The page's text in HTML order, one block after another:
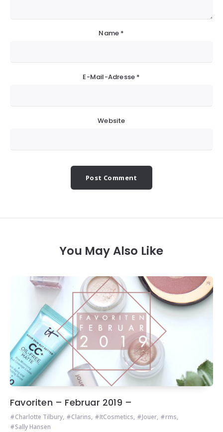
Name *
E-Mail-Adresse *
Website
You May Also Like
Favoriten – Februar 2019 –
Charlotte Tilbury, Clarins, ItCosmetics, Jouer, rms,
Sally Hansen